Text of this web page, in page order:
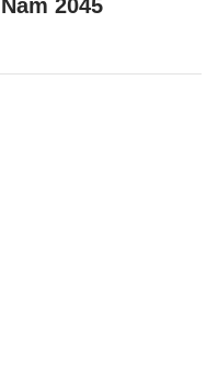
2045